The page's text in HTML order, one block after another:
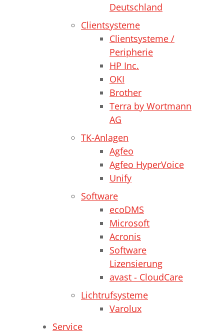
Deutschland
Clientsysteme
Clientsysteme /
Peripherie
HP Inc.
OKI
Brother
Terra by Wortmann
AG
TK-Anlagen
Agfeo
Agfeo HyperVoice
Unify
Software
ecoDMS
Microsoft
Acronis
Software
Lizensierung
avast - CloudCare
Lichtrufsysteme
Varolux
Service